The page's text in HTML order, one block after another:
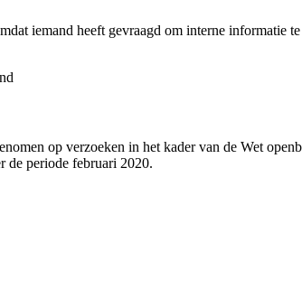
iemand heeft gevraagd om interne informatie
op verzoeken in het kader van de Wet
de periode februari 2020.